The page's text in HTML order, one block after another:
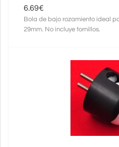
6.69€
Bola de bajo rozamiento ideal
29mm. No incluye tornillos.